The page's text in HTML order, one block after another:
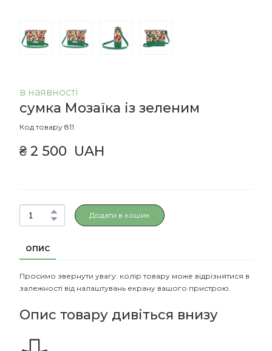
в наявності
сумка Мозаїка із зеленим
Код товару 811
₴ 2 500  UAH
Додати в кошик
ОПИС
Просимо звернути увагу: колір товару може відрізнятися в
залежності від налаштувань екрану вашого пристрою.
Опис товару дивіться внизу